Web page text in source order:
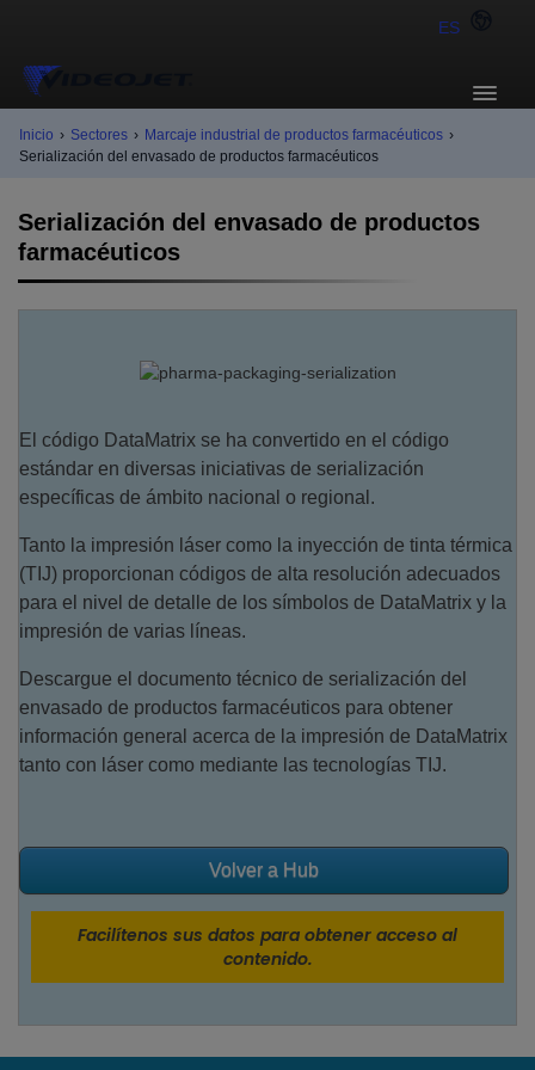
ES
Inicio › Sectores › Marcaje industrial de productos farmacéuticos ›
Serialización del envasado de productos farmacéuticos
Serialización del envasado de productos
farmacéuticos
El código DataMatrix se ha convertido en el código
estándar en diversas iniciativas de serialización
específicas de ámbito nacional o regional.
Tanto la impresión láser como la inyección de tinta térmica
(TIJ) proporcionan códigos de alta resolución adecuados
para el nivel de detalle de los símbolos de DataMatrix y la
impresión de varias líneas.
Descargue el documento técnico de serialización del
envasado de productos farmacéuticos para obtener
información general acerca de la impresión de DataMatrix
tanto con láser como mediante las tecnologías TIJ.
Volver a Hub
Facilítenos sus datos para obtener acceso al
contenido.